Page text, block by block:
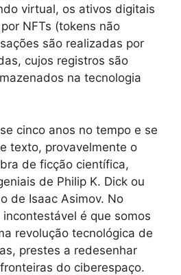
virtual, os ativos digitais
NFTs (tokens não
são realizadas por
cujos registros são
na tecnologia
cinco anos no tempo e se
texto, provavelmente o
de ficção científica,
de Philip K. Dick ou
de Isaac Asimov. No
é que somos
revolução tecnológica de
prestes a redesenhar
do ciberespaço.